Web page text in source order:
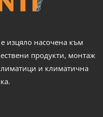
изцяло насочена към
продукти, монтаж
и климатична